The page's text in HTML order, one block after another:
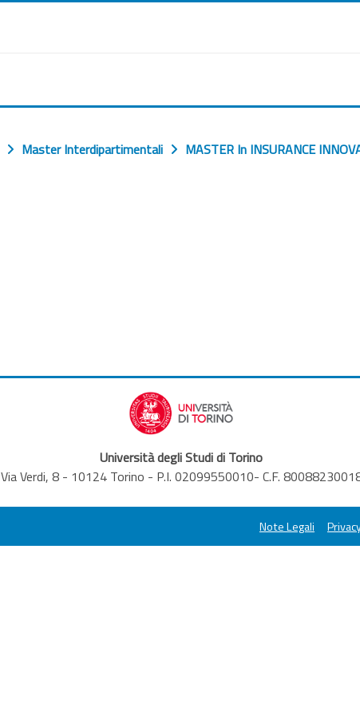
Master Interdipartimentali MASTER In INSURANCE
Università degli Studi di Torino
Via Verdi, 8 - 10124 Torino - P.I. 02099550010- C.F.
Note Legali